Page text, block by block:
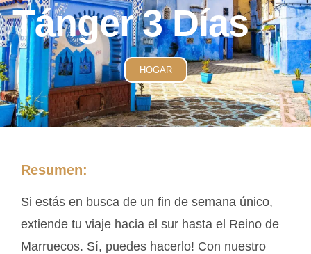
Tánger 3 Días
HOGAR
Resumen:
Si estás en busca de un fin de semana único,
extiende tu viaje hacia el sur hasta el Reino de
Marruecos. Sí, puedes hacerlo! Con nuestro